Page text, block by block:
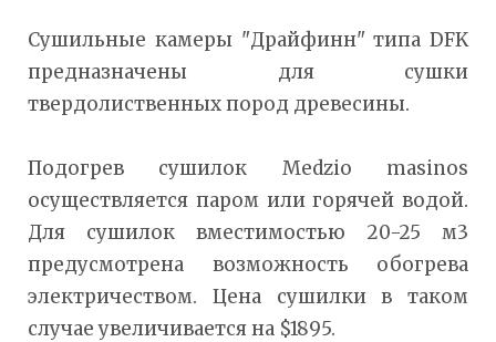
Сушильные камеры "Драйфинн" типа DFK
предназначены для сушки
твердолиственных пород древесины.
Подогрев сушилок Medzio masinos
осуществляется паром или горячей водой.
Для сушилок вместимостью 20-25 м3
предусмотрена возможность обогрева
электричеством. Цена сушилки в таком
случае увеличивается на $1895.